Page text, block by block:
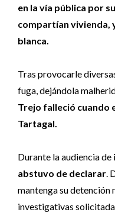
en la vía pública por
compartían vivienda,
blanca.
Tras provocarle
fuga, dejándola
Trejo falleció cuando
Tartagal.
Durante la audiencia
abstuvo de declarar.
mantenga su detención
investigativas